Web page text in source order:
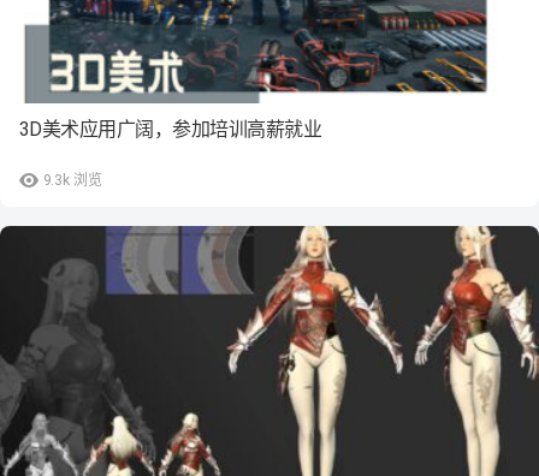
9.3k 浏览
3D美术应用广阔，参加培训高薪就业